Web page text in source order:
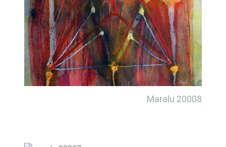
Maralu 20008